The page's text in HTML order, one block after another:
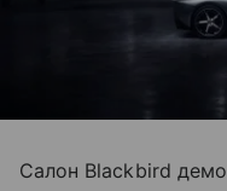
Салон Blackbird